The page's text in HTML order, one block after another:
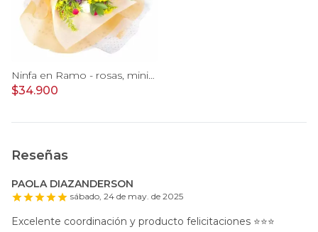
Ninfa en Ramo - rosas, miniclaveles y astromelias
$34.900
Reseñas
PAOLA DIAZANDERSON
sábado, 24 de may. de 2025
Excelente coordinación y producto felicitaciones ⭐️⭐️⭐️